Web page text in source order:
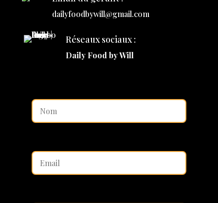
dailyfoodbywill@gmail.com
Réseaux sociaux :
Daily Food by Will